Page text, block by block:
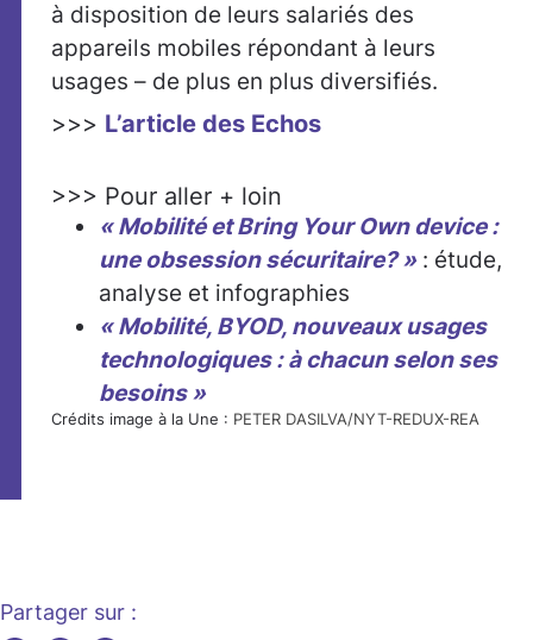
à disposition de leurs salariés des
appareils mobiles répondant à leurs
usages – de plus en plus diversifiés.
>>> L’article des Echos
>>> Pour aller + loin
« Mobilité et Bring Your Own device :
une obsession sécuritaire? » : étude,
analyse et infographies
« Mobilité, BYOD, nouveaux usages
technologiques : à chacun selon ses
besoins »
Crédits image à la Une : PETER DASILVA/NYT-REDUX-REA
Partager sur :